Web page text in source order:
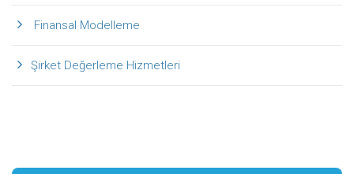
Finansal Modelleme
Şirket Değerleme Hizmetleri